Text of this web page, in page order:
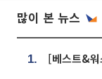
많이 본 뉴스
1.